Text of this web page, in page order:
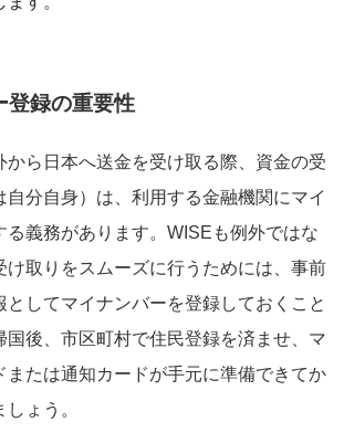
登録の重要性
から日本へ送金を受け取る際、資金の受
自分自身）は、利用する金融機関にマイ
る義務があります。WISEも例外ではな
け取りをスムーズに行うためには、事前
としてマイナンバーを登録しておくこと
国後、市区町村で住民登録を済ませ、マ
または通知カードが手元に準備できてか
ょう。